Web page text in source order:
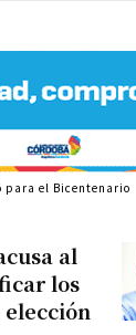
al
los
elección
para el Bicentenario